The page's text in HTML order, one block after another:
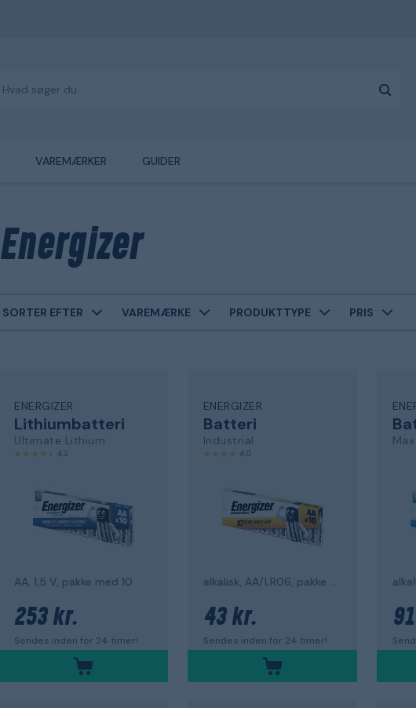
VAREMÆRKER GUIDER
Energizer
SORTER EFTER VAREMÆRKE PRODUKTTYPE PRIS
ENERGIZER
Lithiumbatteri
Ultimate Lithium
4,3
AA, 1,5 V, pakke med 10
253 kr.
Sendes inden for 24 timer!
ENERGIZER
Batteri
Industrial
4,0
alkalisk, AA/LR06, pakke med 10
43 kr.
Sendes inden for 24 timer!